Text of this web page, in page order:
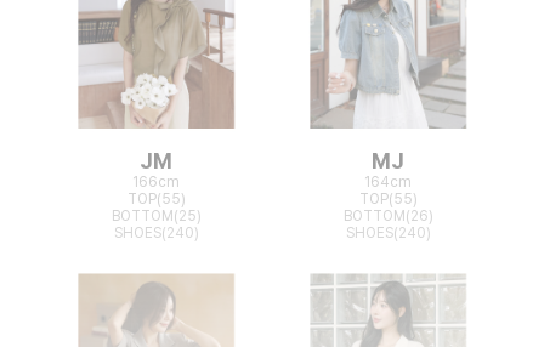
JM
166cm
TOP(55)
BOTTOM(25)
SHOES(240)
MJ
164cm
TOP(55)
BOTTOM(26)
SHOES(240)